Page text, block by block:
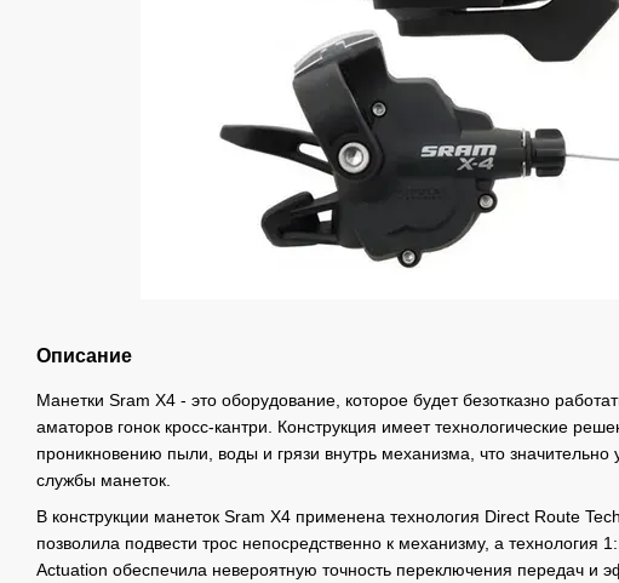
Описание
Манетки Sram X4 - это оборудование, которое будет безотказно
аматоров гонок кросс-кантри. Конструкция имеет технологические
проникновению пыли, воды и грязи внутрь механизма, что значительно
службы манеток.
В конструкции манеток Sram X4 применена технология Direct Route
позволила подвести трос непосредственно к механизму, а технология
Actuation обеспечила невероятную точность переключения передач и